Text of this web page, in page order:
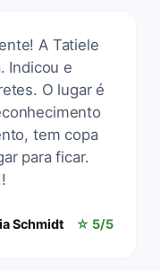
A Tatiele
Indicou e
O lugar é
tem copa
para ficar.
Schmidt ☆ 5/5